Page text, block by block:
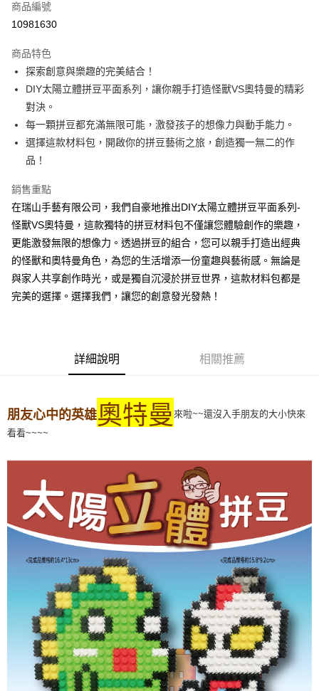
超商取貨付款
街口支付
悠遊付
運送方式
付款後全家取貨
7-11取貨付款
每筆NT$60，滿NT$1,500(含以上)免運費
付款後7-11取貨
每筆NT$130，滿NT$2,000(含以上)免運費
商品編號
10981630
商品特色
探索創意與樂趣的完美結合！
DIY太陽立體拼豆平面系列，讓你親手打造怪獸VS奧特曼的精彩
對決。
每一顆拼豆都充滿無限可能，激發孩子的想像力與動手能力。
選擇這款材料包，開啟你的拼豆藝術之旅，創造獨一無二的作
品！
銷售重點
在瑞山手藝有限公司，我們自豪地推出DIY太陽立體拼豆平面系列-
怪獸VS奧特曼，這款獨特的拼豆材料包不僅讓您體驗創作的樂趣，
更能激發無限的想像力。透過拼豆的組合，您可以親手打造出經典
的怪獸和奧特曼角色，為您的生活增添一份童趣與藝術感。無論是
與家人共享創作時光，或是獨自沉浸於拼豆世界，這款材料包都是
完美的選擇。選擇我們，讓您的創意發光發熱！
詳細說明 相關推薦
朋友心中的英雄奧特曼 來啦~~還沒入手朋友的大小快來
看看~~~~